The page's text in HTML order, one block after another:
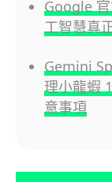
Google
工智慧真
Gemini
理小龍蝦
意事項